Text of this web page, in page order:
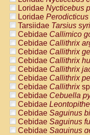
Loridae Nycticebus
Loridae Perodicticus
Tarsiidae Tarsius
Cebidae Callimico
Cebidae Callithrix
Cebidae Callithrix
Cebidae Callithrix
Cebidae Callithrix
Cebidae Callithrix
Cebidae Callithrix
Cebidae Cebuella
Cebidae
Cebidae Saguinus
Cebidae Saguinus
Cebidae Saguinus